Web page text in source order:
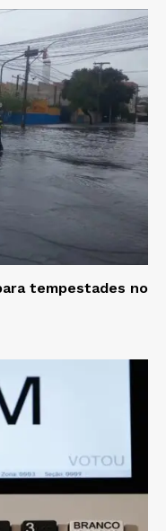
tempestades no